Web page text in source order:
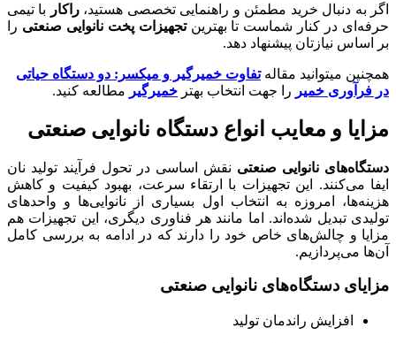
اگر به دنبال خرید مطمئن و راهنمایی تخصصی هستید، راکار
با تیمی
حرفه‌ای در کنار شماست تا بهترینتجهیزات پخت نانوایی صنعتی را
بر اساس نیازتان پیشنهاد دهد.
همچنین میتوانید مقالهتفاوت خمیرگیر و میکسر: دو دستگاه حیاتی
در فرآوری خمیر را جهت انتخاب بهتر خمیرگیر مطالعه کنید.
مزایا و معایب انواع دستگاه نانوایی صنعتی
دستگاه‌های نانوایی صنعتی نقش اساسی در تحول فرآیند تولید نان
ایفا می‌کنند. این تجهیزات با ارتقاء سرعت، بهبود کیفیت و کاهش
هزینه‌ها، امروزه به انتخاب اول بسیاری از نانوایی‌ها و واحدهای
تولیدی تبدیل شده‌اند. اما مانند هر فناوری دیگری، این تجهیزات هم
مزایا و چالش‌های خاص خود را دارند که در ادامه به بررسی کامل
آن‌ها می‌پردازیم.
مزایای دستگاه‌های نانوایی صنعتی
افزایش راندمان تولید